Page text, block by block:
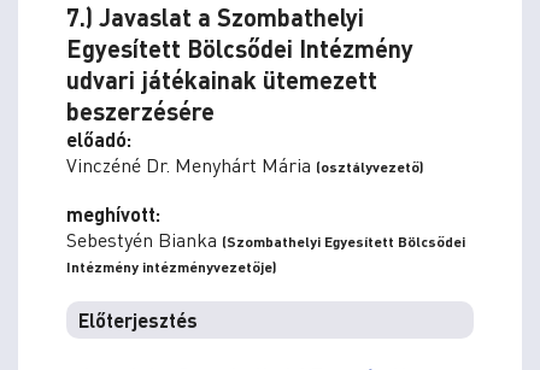
7.) Javaslat a Szombathelyi
Egyesített Bölcsődei Intézmény
udvari játékainak ütemezett
beszerzésére
előadó:
Vinczéné Dr. Menyhárt Mária (osztályvezető)
meghívott:
Sebestyén Bianka (Szombathelyi Egyesített Bölcsődei
Intézmény intézményvezetője)
Előterjesztés